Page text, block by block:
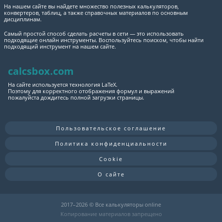
На нашем сайте вы найдете множество полезных калькуляторов,
конвертеров, таблиц, а также справочных материалов по основным
дисциплинам.
Самый простой способ сделать расчеты в сети — это использовать
подходящие онлайн инструменты. Воспользуйтесь поиском, чтобы найти
подходящий инструмент на нашем сайте.
calcsbox.com
На сайте используется технология LaTeX.
Поэтому для корректного отображения формул и выражений
пожалуйста дождитесь полной загрузки страницы.
Пользовательское соглашение
Политика конфиденциальности
Cookie
О сайте
2017–2026 © Все калькуляторы online
Копирование материалов запрещено